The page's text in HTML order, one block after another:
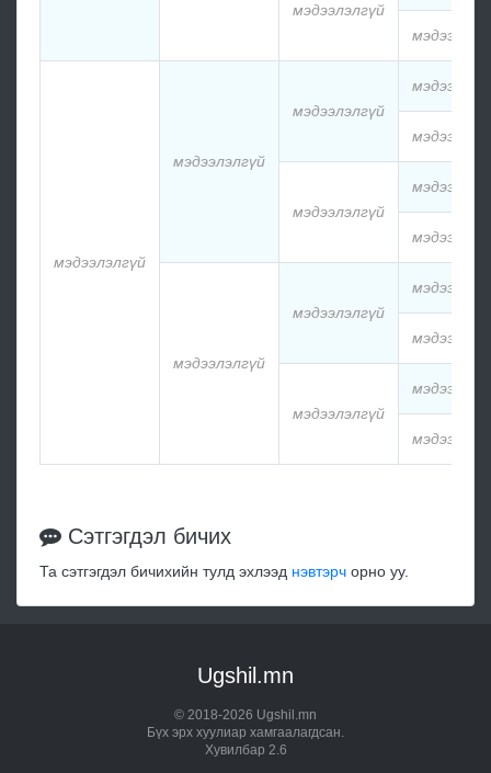
мэдээлэлгүй
мэдээлэлгүй
мэдээлэлгүй
мэдээлэлгүй
мэдээлэлгүй
мэдээлэлгүй
мэдээлэлгүй
мэдээлэлгүй
Сэтгэгдэл бичих
Та сэтгэгдэл бичихийн тулд эхлээд нэвтэрч орно уу.
Ugshil.mn
© 2018-2026 Ugshil.mn
Бүх эрх хуулиар хамгаалагдсан.
Хувилбар 2.6